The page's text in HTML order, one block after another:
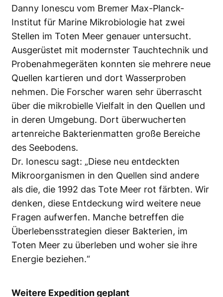
Danny Ionescu vom Bremer Max-Planck-
Institut für Marine Mikrobiologie hat zwei
Stellen im Toten Meer genauer untersucht.
Ausgerüstet mit modernster Tauchtechnik und
Probenahmegeräten konnten sie mehrere neue
Quellen kartieren und dort Wasserproben
nehmen. Die Forscher waren sehr überrascht
über die mikrobielle Vielfalt in den Quellen und
in deren Umgebung. Dort überwucherten
artenreiche Bakterienmatten große Bereiche
des Seebodens.
Dr. Ionescu sagt: „Diese neu entdeckten
Mikroorganismen in den Quellen sind andere
als die, die 1992 das Tote Meer rot färbten. Wir
denken, diese Entdeckung wird weitere neue
Fragen aufwerfen. Manche betreffen die
Überlebensstrategien dieser Bakterien, im
Toten Meer zu überleben und woher sie ihre
Energie beziehen.“
Weitere Expedition geplant